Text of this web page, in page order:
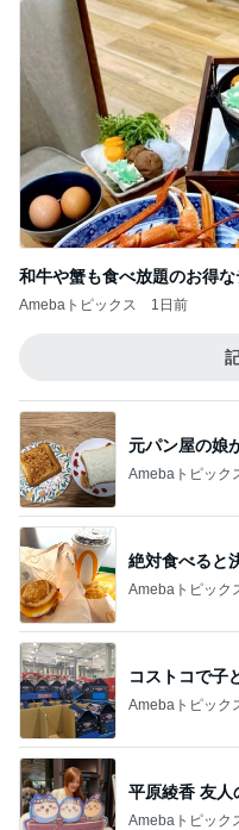
和牛や蟹も食べ放題のお得
Amebaトピックス 1日前
元パン屋の娘
Amebaトピック
絶対食べると
Amebaトピック
コストコで子
Amebaトピック
平原綾香 友人
Amebaトピック